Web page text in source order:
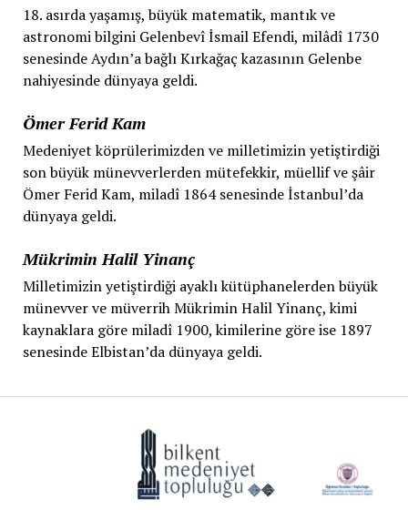
18. asırda yaşamış, büyük matematik, mantık ve
astronomi bilgini Gelenbevî İsmail Efendi, milâdî 1730
senesinde Aydın’a bağlı Kırkağaç kazasının Gelenbe
nahiyesinde dünyaya geldi.
Ömer Ferid Kam
Medeniyet köprülerimizden ve milletimizin yetiştirdiği
son büyük münevverlerden mütefekkir, müellif ve şâir
Ömer Ferid Kam, miladî 1864 senesinde İstanbul’da
dünyaya geldi.
Mükrimin Halil Yinanç
Milletimizin yetiştirdiği ayaklı kütüphanelerden büyük
münevver ve müverrih Mükrimin Halil Yinanç, kimi
kaynaklara göre miladî 1900, kimilerine göre ise 1897
senesinde Elbistan’da dünyaya geldi.